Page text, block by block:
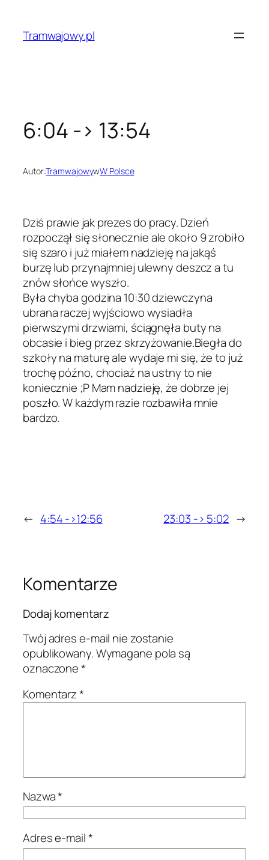
treściTramwajowy.pl
6:04 -> 13:54
Autor:TramwajowywW Polsce
Dziś prawie jak prezes do pracy. Dzień
rozpoczął się słonecznie ale około 9 zrobiło
się szaro i już miałem nadzieję na jakąś
burzę lub przynajmniej ulewny deszcz a tu
znów słońce wyszło.
Była chyba godzina 10:30 dziewczyna
ubrana raczej wyjściowo wysiadła
pierwszymi drzwiami, ściągnęła buty na
obcasie i bieg przez skrzyżowanie.Biegła do
szkoły na maturę ale wydaje mi się, że to już
trochę późno, chociaż na ustny to nie
koniecznie ;P Mam nadzieję, że dobrze jej
poszło. W każdym razie rozbawiła mnie
bardzo.
← 4:54 ->12:56 23:03 -> 5:02 →
Komentarze
Dodaj komentarz
Twój adres e-mail nie zostanie
opublikowany.Wymagane pola są
oznaczone*
Komentarz*
Nazwa*
Adres e-mail*